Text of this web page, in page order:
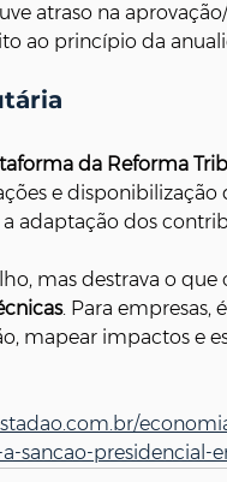
atraso na
ao princípio da
da Reforma
e
adaptação dos
mas destrava o
. Para empresas,
mapear impactos e
sancao-presidencial-